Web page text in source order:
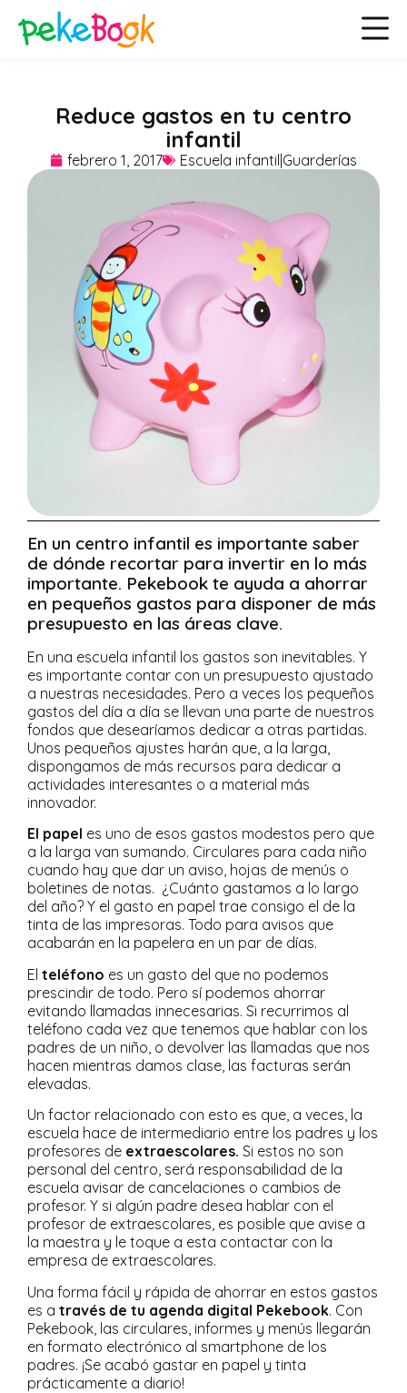
Reduce gastos en tu centro
infantil
febrero 1, 2017 Escuela infantil|Guarderías
En un centro infantil es importante saber
de dónde recortar para invertir en lo más
importante. Pekebook te ayuda a ahorrar
en pequeños gastos para disponer de más
presupuesto en las áreas clave.
En una escuela infantil los gastos son inevitables. Y
es importante contar con un presupuesto ajustado
a nuestras necesidades. Pero a veces los pequeños
gastos del día a día se llevan una parte de nuestros
fondos que desearíamos dedicar a otras partidas.
Unos pequeños ajustes harán que, a la larga,
dispongamos de más recursos para dedicar a
actividades interesantes o a material más
innovador.
El papel es uno de esos gastos modestos pero que
a la larga van sumando. Circulares para cada niño
cuando hay que dar un aviso, hojas de menús o
boletines de notas. ¿Cuánto gastamos a lo largo
del año? Y el gasto en papel trae consigo el de la
tinta de las impresoras. Todo para avisos que
acabarán en la papelera en un par de días.
El teléfono es un gasto del que no podemos
prescindir de todo. Pero sí podemos ahorrar
evitando llamadas innecesarias. Si recurrimos al
teléfono cada vez que tenemos que hablar con los
padres de un niño, o devolver las llamadas que nos
hacen mientras damos clase, las facturas serán
elevadas.
Un factor relacionado con esto es que, a veces, la
escuela hace de intermediario entre los padres y los
profesores de extraescolares. Si estos no son
personal del centro, será responsabilidad de la
escuela avisar de cancelaciones o cambios de
profesor. Y si algún padre desea hablar con el
profesor de extraescolares, es posible que avise a
la maestra y le toque a esta contactar con la
empresa de extraescolares.
Una forma fácil y rápida de ahorrar en estos gastos
es a través de tu agenda digital Pekebook. Con
Pekebook, las circulares, informes y menús llegarán
en formato electrónico al smartphone de los
padres. ¡Se acabó gastar en papel y tinta
prácticamente a diario!